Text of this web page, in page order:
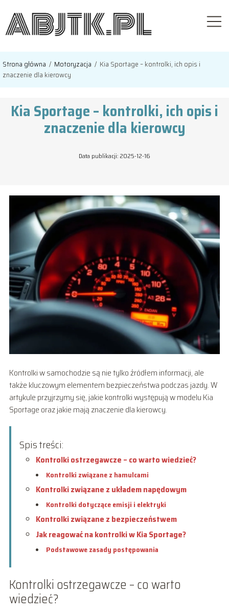
Strona główna / Motoryzacja / Kia Sportage – kontrolki, ich opis i
znaczenie dla kierowcy
Kia Sportage – kontrolki, ich opis i
znaczenie dla kierowcy
Data publikacji: 2025-12-16
Kontrolki w samochodzie są nie tylko źródłem informacji, ale
także kluczowym elementem bezpieczeństwa podczas jazdy. W
artykule przyjrzymy się, jakie kontrolki występują w modelu Kia
Sportage oraz jakie mają znaczenie dla kierowcy.
Spis treści:
Kontrolki ostrzegawcze – co warto wiedzieć?
Kontrolki związane z hamulcami
Kontrolki związane z układem napędowym
Kontrolki dotyczące emisji i elektryki
Kontrolki związane z bezpieczeństwem
Jak reagować na kontrolki w Kia Sportage?
Podstawowe zasady postępowania
Kontrolki ostrzegawcze – co warto
wiedzieć?